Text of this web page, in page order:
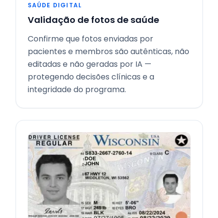
SAÚDE DIGITAL
Validação de fotos de saúde
Confirme que fotos enviadas por
pacientes e membros são autênticas, não
editadas e não geradas por IA —
protegendo decisões clínicas e a
integridade do programa.